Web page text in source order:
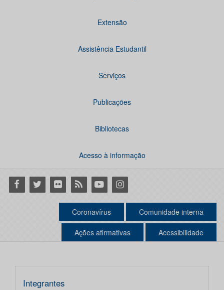
Extensão
Assistência Estudantil
Serviços
Publicações
Bibliotecas
Acesso à informação
Facebook
Twitter Flickr RSS YoutubeInstagram
Coronavírus Comunidade interna
Ações afirmativas Acessibilidade
Integrantes